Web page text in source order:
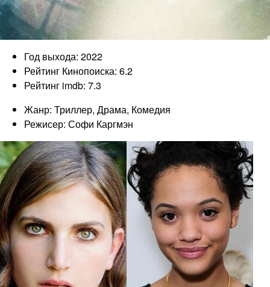
Год выхода: 2022
Рейтинг Кинопоиска: 6.2
Рейтинг imdb: 7.3
Жанр: Триллер, Драма, Комедия
Режисер: Софи Каргмэн